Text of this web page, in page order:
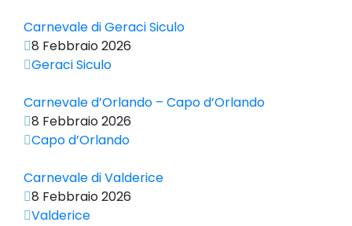
Carnevale di Geraci Siculo
8 Febbraio 2026
Geraci Siculo
Carnevale d’Orlando – Capo d’Orlando
8 Febbraio 2026
Capo d’Orlando
Carnevale di Valderice
8 Febbraio 2026
Valderice